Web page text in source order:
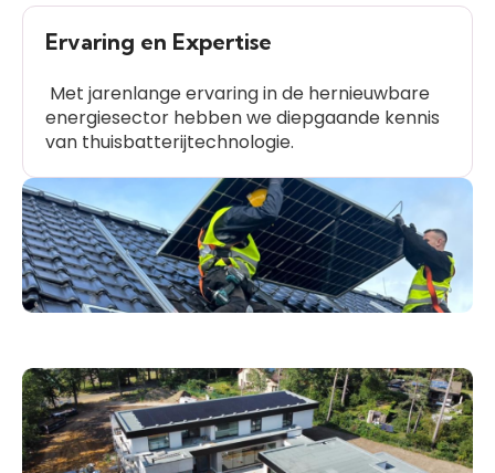
Ervaring en Expertise
Met jarenlange ervaring in de hernieuwbare
energiesector hebben we diepgaande kennis
van thuisbatterijtechnologie.